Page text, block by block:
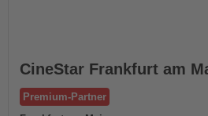
CineStar Frankfurt am
Premium-Partner